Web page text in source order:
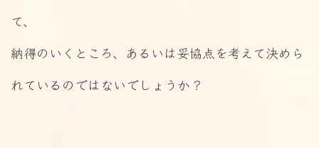
て、
納得のいくところ、あるいは妥協点を考えて決めら
れているのではないでしょうか？